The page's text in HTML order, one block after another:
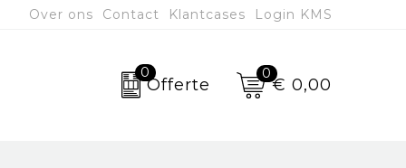
Over ons Contact Klantcases Login KMS
0
Offerte
0
€ 0,00